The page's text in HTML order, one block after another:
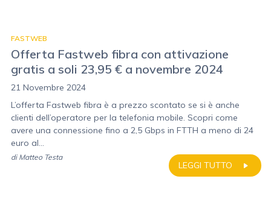
FASTWEB
Offerta Fastweb fibra con attivazione
gratis a soli 23,95 € a novembre 2024
21 Novembre 2024
L’offerta Fastweb fibra è a prezzo scontato se si è anche
clienti dell’operatore per la telefonia mobile. Scopri come
avere una connessione fino a 2,5 Gbps in FTTH a meno di 24
euro al...
LEGGI TUTTO
di Matteo Testa